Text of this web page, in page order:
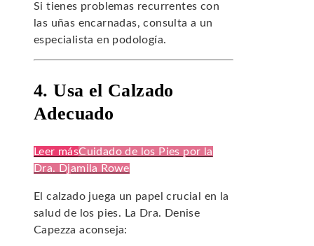
Si tienes problemas recurrentes con
las uñas encarnadas, consulta a un
especialista en podología.
4. Usa el Calzado
Adecuado
Leer másCuidado de los Pies por la
Dra. Djamila Rowe
El calzado juega un papel crucial en la
salud de los pies. La Dra. Denise
Capezza aconseja: